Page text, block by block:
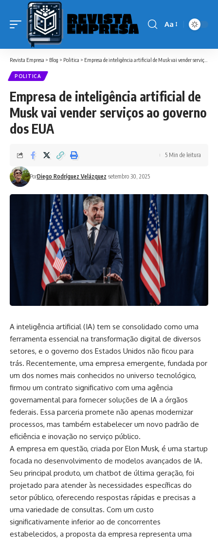
Font
Aa
Revista Empresa > Blog > Politica > Empresa de inteligência artificial de Musk vai vender serviços ao governo dos EUA
POLITICA
Empresa de inteligência artificial de
Musk vai vender serviços ao governo
dos EUA
PorDiego Rodríguez Velázquez setembro 30, 2025
5 Min de leitura
A inteligência artificial (IA) tem se consolidado como uma
ferramenta essencial na transformação digital de diversos
setores, e o governo dos Estados Unidos não ficou para
trás. Recentemente, uma empresa emergente, fundada por
um dos nomes mais conhecidos no universo tecnológico,
firmou um contrato significativo com uma agência
governamental para fornecer soluções de IA a órgãos
federais. Essa parceria promete não apenas modernizar
processos, mas também estabelecer um novo padrão de
eficiência e inovação no serviço público.
A empresa em questão, criada por Elon Musk, é uma startup
focada no desenvolvimento de modelos avançados de IA.
Seu principal produto, um chatbot de última geração, foi
projetado para atender às necessidades específicas do
setor público, oferecendo respostas rápidas e precisas a
uma variedade de consultas. Com um custo
significativamente inferior ao de concorrentes
estabelecidos, a proposta da empresa representa uma